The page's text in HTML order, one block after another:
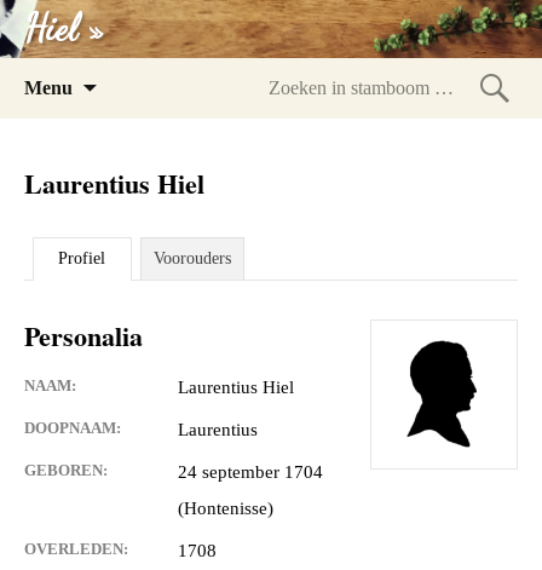
Hiel »
Menu
Laurentius Hiel
Profiel Voorouders
Personalia
NAAM: Laurentius Hiel
DOOPNAAM: Laurentius
GEBOREN:
24 september 1704
(Hontenisse)
OVERLEDEN: 1708